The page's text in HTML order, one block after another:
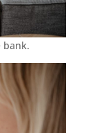
bank.